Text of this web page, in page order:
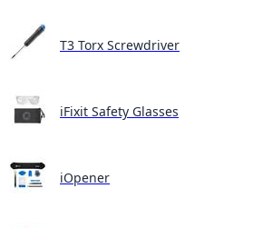
T3 Torx Screwdriver
iFixit Safety Glasses
iOpener